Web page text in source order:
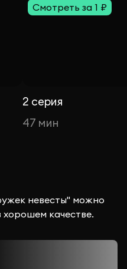
Смотреть за 1 ₽
2 серия
47 мин
невесты" можно
хорошем качестве.